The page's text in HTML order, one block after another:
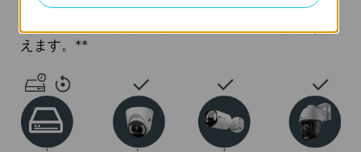
VIGI NVRがあれば、ワンクリックするだけでデバイ
ス追加・HDD初期化・録画スケジュールの設定が行
えます。**